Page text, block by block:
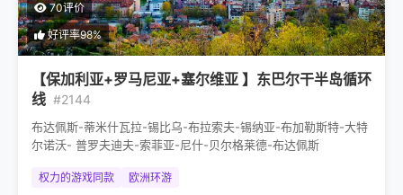
70评价
好评率98%
【保加利亚+罗马尼亚+塞尔维亚 】东巴尔干半岛循环
线 #2144
布达佩斯-蒂米什瓦拉-锡比乌-布拉索夫-锡纳亚-布加勒斯特-大特
尔诺沃- 普罗夫迪夫-索菲亚-尼什-贝尔格莱德-布达佩斯
权力的游戏同款 欧洲环游